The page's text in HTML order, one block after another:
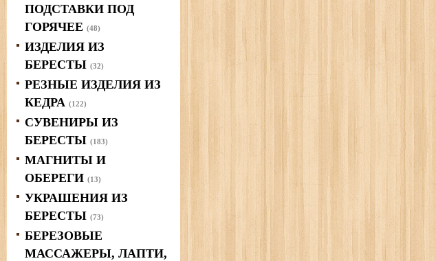
ПОДСТАВКИ ПОД
ГОРЯЧЕЕ (48)
ИЗДЕЛИЯ ИЗ
БЕРЕСТЫ (32)
РЕЗНЫЕ ИЗДЕЛИЯ ИЗ
КЕДРА (122)
СУВЕНИРЫ ИЗ
БЕРЕСТЫ (183)
МАГНИТЫ И
ОБЕРЕГИ (13)
УКРАШЕНИЯ ИЗ
БЕРЕСТЫ (73)
БЕРЕЗОВЫЕ
МАССАЖЕРЫ, ЛАПТИ,